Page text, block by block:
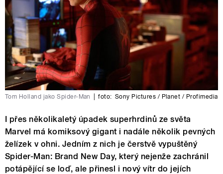
Tom Holland jako Spider-Man foto: Sony Pictures / Planet / Profimedia
I přes několikaletý úpadek superhrdinů ze světa
Marvel má komiksový gigant i nadále několik pevných
želízek v ohni. Jedním z nich je čerstvě vypuštěný
Spider-Man: Brand New Day, který nejenže zachránil
potápějící se loď, ale přinesl i nový vítr do jejích